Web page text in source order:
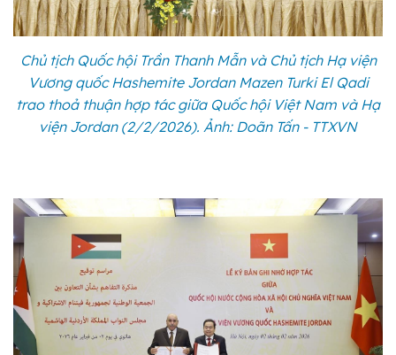
Chủ tịch Quốc hội Trần Thanh Mẫn và Chủ tịch Hạ viện
Vương quốc Hashemite Jordan Mazen Turki El Qadi
trao thoả thuận hợp tác giữa Quốc hội Việt Nam và Hạ
viện Jordan (2/2/2026). Ảnh: Doãn Tấn - TTXVN